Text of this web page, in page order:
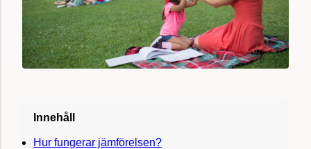
Innehåll
Hur fungerar jämförelsen?